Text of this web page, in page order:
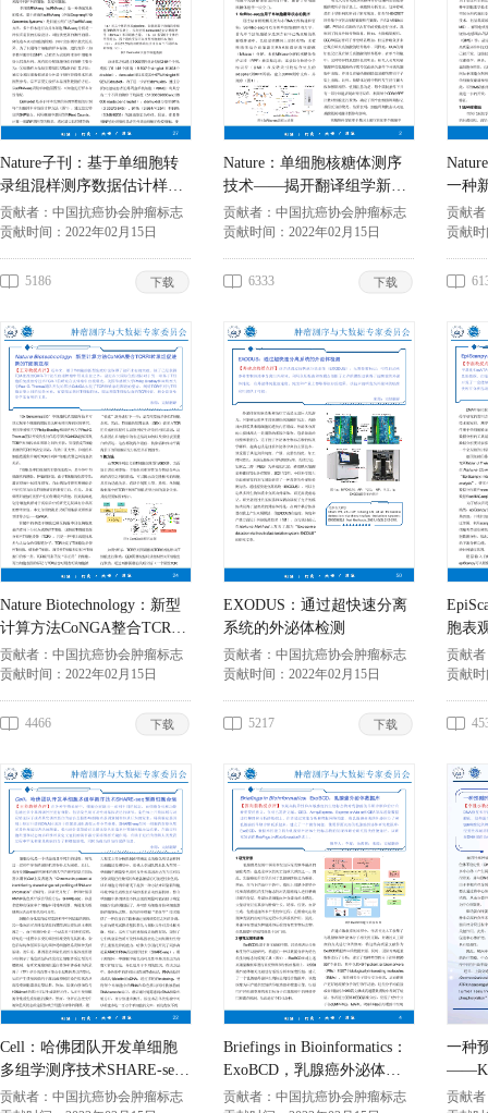
Nature子刊：基于单细胞转
录组混样测序数据估计样本
来源
贡献者： 中国抗癌协会肿瘤标志
专业委员会
贡献时间： 2022年02月15日
5186 下载
Nature：单细胞核糖体测序
技术——揭开翻译组学新篇
章
贡献者： 中国抗癌协会肿瘤标志
专业委员会
贡献时间： 2022年02月15日
6333 下载
一种
学分
贡献
专业
贡献
Nature Biotechnology：新型
计算方法CoNGA整合TCR和
转录组促进 新的T细胞亚型
贡献者： 中国抗癌协会肿瘤标志
专业委员会
贡献时间： 2022年02月15日
4466 下载
EXODUS：通过超快速分离
系统的外泌体检测
贡献者： 中国抗癌协会肿瘤标志
专业委员会
贡献时间： 2022年02月15日
5217 下载
胞表
贡献
专业
贡献
Cell：哈佛团队开发单细胞
多组学测序技术SHARE-seq
预测细胞命运
贡献者： 中国抗癌协会肿瘤标志
Briefings in Bioinformatics：
ExoBCD，乳腺癌外泌体数
据库
贡献者： 中国抗癌协会肿瘤标志
一种
贡献